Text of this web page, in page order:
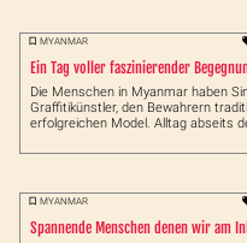
MYANMAR
Ein Tag voller faszinierender
Die Menschen in Myanmar haben
Graffitikünstler, den Bewahrern
erfolgreichen Model. Alltag abseits
MYANMAR
Spannende Menschen denen wir am